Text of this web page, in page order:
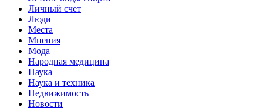
Личный счет
Люди
Места
Мнения
Мода
Народная медицина
Наука
Наука и техника
Недвижимость
Новости